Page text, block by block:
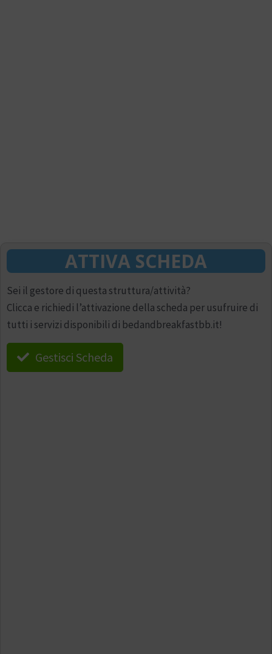
ATTIVA SCHEDA
Sei il gestore di questa struttura/attività?
Clicca e richiedi l’attivazione della scheda per usufruire di
tutti i servizi disponibili di bedandbreakfastbb.it!
Gestisci Scheda